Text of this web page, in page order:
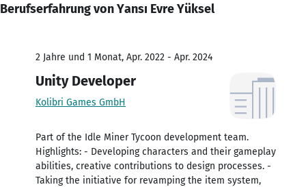
Berufserfahrung von Yansı Evre Yüksel
2 Jahre und 1 Monat, Apr. 2022 - Apr. 2024
Unity Developer
Kolibri Games GmbH
Part of the Idle Miner Tycoon development team.
Highlights: - Developing characters and their gameplay
abilities, creative contributions to design processes. -
Taking the initiative for revamping the item system,